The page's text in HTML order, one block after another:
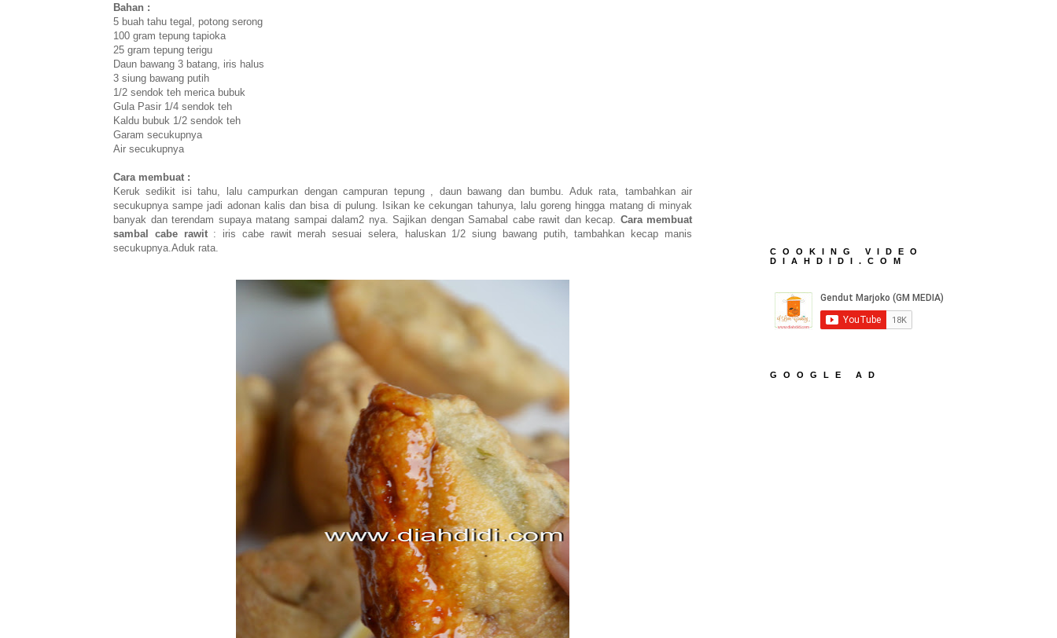
Bahan :
5 buah tahu tegal, potong serong
100 gram tepung tapioka
25 gram tepung terigu
Daun bawang 3 batang, iris halus
3 siung bawang putih
1/2 sendok teh merica bubuk
Gula Pasir 1/4 sendok teh
Kaldu bubuk 1/2 sendok teh
Garam secukupnya
Air secukupnya
Cara membuat :
Keruk sedikit isi tahu, lalu campurkan dengan campuran tepung , daun bawang dan bumbu. Aduk rata, tambahkan air
secukupnya sampe jadi adonan kalis dan bisa di pulung. Isikan ke cekungan tahunya, lalu goreng hingga matang di minyak
banyak dan terendam supaya matang sampai dalam2 nya. Sajikan dengan Samabal cabe rawit dan kecap. Cara membuat
sambal cabe rawit: iris cabe rawit merah sesuai selera, haluskan 1/2 siung bawang putih, tambahkan kecap manis
secukupnya.Aduk rata.
COOKING VIDEO
DIAHDIDI.COM
GOOGLE AD